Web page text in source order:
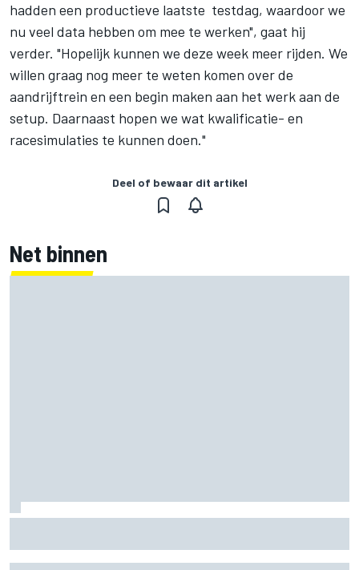
hadden een productieve laatste testdag, waardoor we
nu veel data hebben om mee te werken", gaat hij
verder. "Hopelijk kunnen we deze week meer rijden. We
willen graag nog meer te weten komen over de
aandrijftrein en een begin maken aan het werk aan de
setup. Daarnaast hopen we wat kwalificatie- en
racesimulaties te kunnen doen."
Deel of bewaar dit artikel
Net binnen